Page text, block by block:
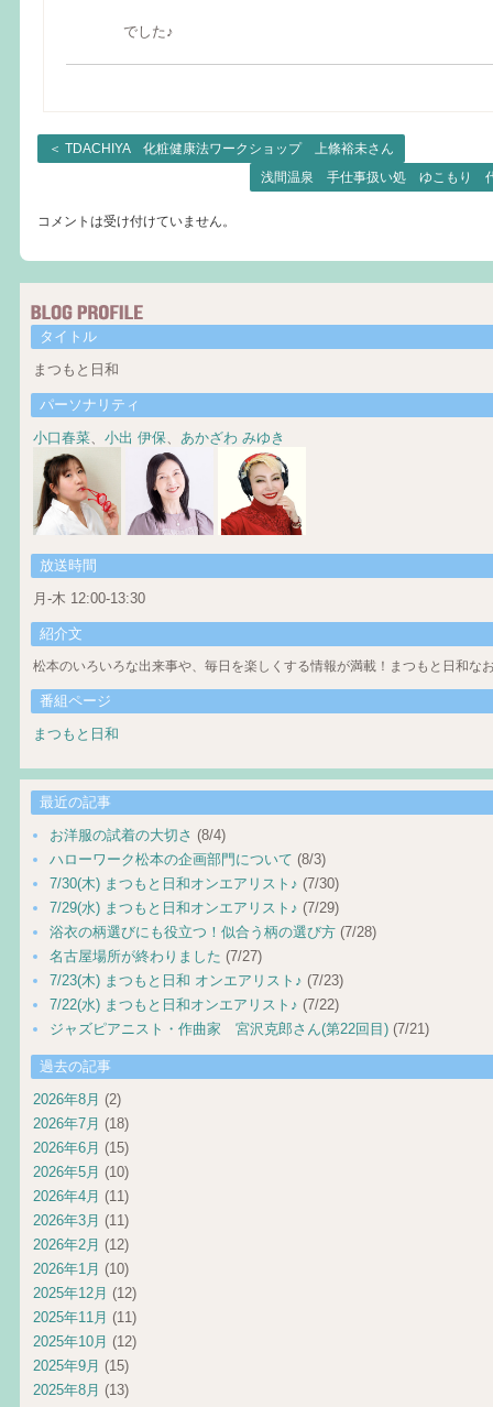
でした♪
＜ TDACHIYA 化粧健康法ワークショップ 上條裕未さん
浅間温泉 手仕事扱い処 ゆこもり
コメントは受け付けていません。
タイトル
まつもと日和
パーソナリティ
小口春菜
小出 伊保 あかざわ みゆき
放送時間
月-木 12:00-13:30
紹介文
松本のいろいろな出来事や、毎日を楽しくする情報が満載！まつもと日和な
番組ページ
まつもと日和
最近の記事
お洋服の試着の大切さ (8/4)
ハローワーク松本の企画部門について (8/3)
7/30(木) まつもと日和オンエアリスト♪ (7/30)
7/29(水) まつもと日和オンエアリスト♪ (7/29)
浴衣の柄選びにも役立つ！似合う柄の選び方 (7/28)
名古屋場所が終わりました (7/27)
7/23(木) まつもと日和 オンエアリスト♪ (7/23)
7/22(水) まつもと日和オンエアリスト♪ (7/22)
ジャズピアニスト・作曲家 宮沢克郎さん(第22回目) (7/21)
過去の記事
2026年8月 (2)
2026年7月 (18)
2026年6月 (15)
2026年5月 (10)
2026年4月 (11)
2026年3月 (11)
2026年2月 (12)
2026年1月 (10)
2025年12月 (12)
2025年11月 (11)
2025年10月 (12)
2025年9月 (15)
2025年8月 (13)